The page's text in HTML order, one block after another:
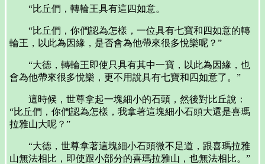
“比丘們，轉輪王具有這四如意。
“比丘們，你們認為怎樣，一位具有七寶和四如意的轉
輪王，以此為因緣，是否會為他帶來很多悅樂呢？”
“大德，轉輪王即使只具有其中一寶，以此為因緣，也
會為他帶來很多悅樂，更不用說具有七寶和四如意了。”
這時候，世尊拿起一塊細小的石頭，然後對比丘說：
“比丘們，你們認為怎樣，我拿著這塊細小石頭大還是喜瑪
拉雅山大呢？”
“大德，世尊拿著這塊細小石頭微不足道，跟喜瑪拉雅
山無法相比，即使跟小部分的喜瑪拉雅山，也無法相比。”